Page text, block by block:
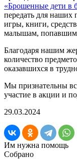
«Брошенные дети в
передать для наших
игры, книги,
малышам, попавшим
Благодаря нашим
количество
оказавшихся в
Мы признательны
участие в акции и
29.03.2024
Им нужна помощь
Собрано